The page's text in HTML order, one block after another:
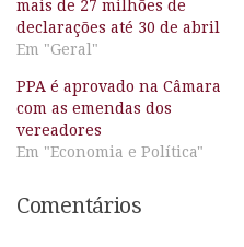
mais de 27 milhões de
declarações até 30 de abril
Em "Geral"
PPA é aprovado na Câmara
com as emendas dos
vereadores
Em "Economia e Política"
Comentários